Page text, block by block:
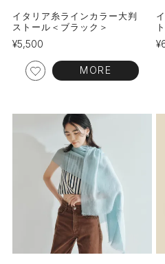
イタリア糸ラインカラー大判
ストール＜ブラック＞
¥5,500
MORE
¥